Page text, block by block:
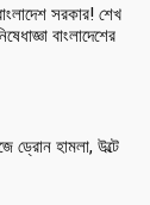
সরকার! শেখ
বাংলাদেশের
ড্রোন হামলা, উল্টে